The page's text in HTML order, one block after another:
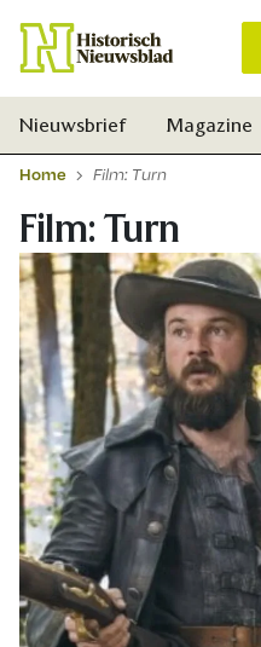
Nieuwsbrief Magazine
Home Film: Turn
Film: Turn